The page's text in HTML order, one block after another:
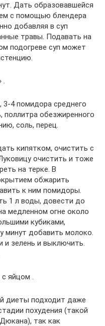
Дать образовавшейся
с помощью блендера
добавляя в суп
травы. Подавать на
подогреве суп может
.
3-4 помидора среднего
поллитра обезжиренного
соль, перец.
кипятком, очистить с
очистить и тоже
на терке. В
обжарить
к ним помидоры.
1 л воды, довести до
медленном огне около
кубиками,
минут добавить молоко.
и зелень и выключить.
яйцом .
диеты подходит даже
похудения (такой
так как